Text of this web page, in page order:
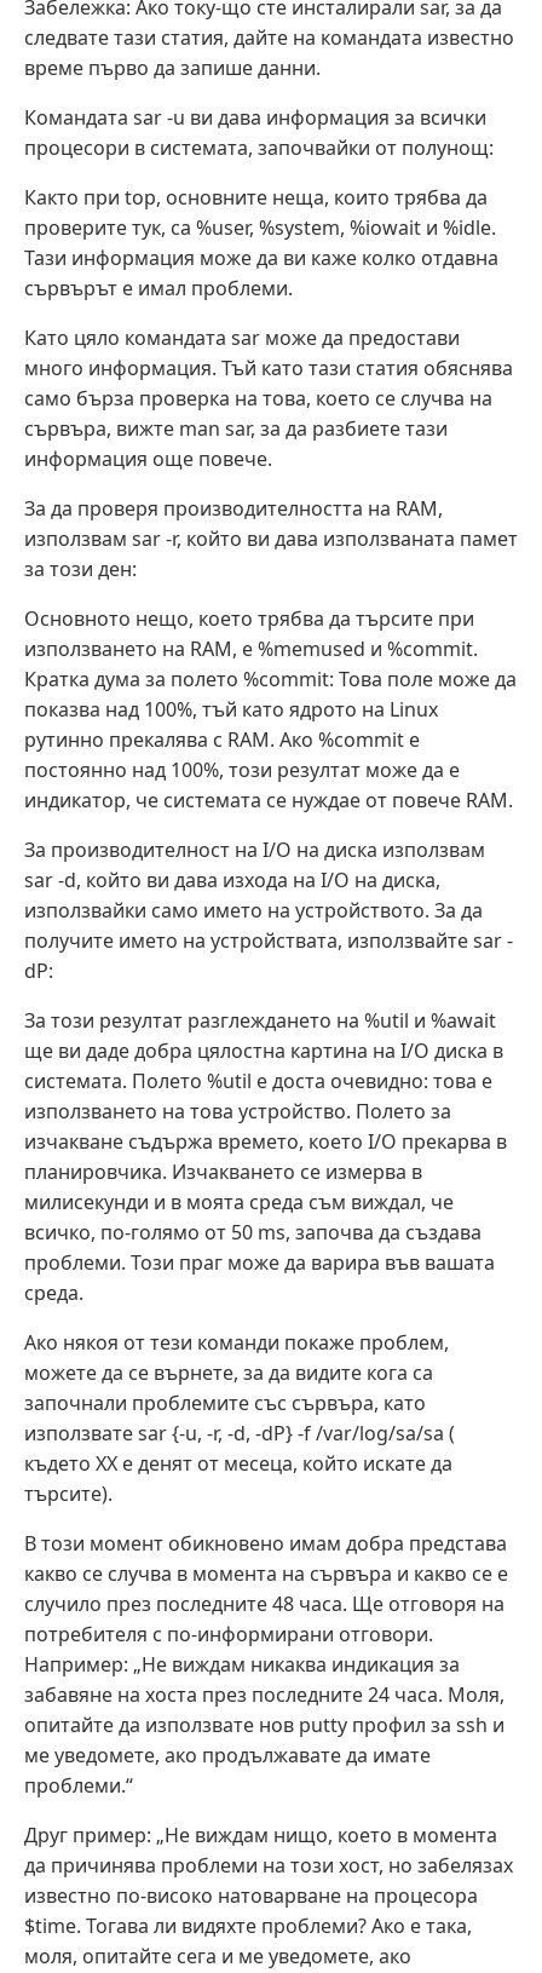
Забележка: Ако току-що сте инсталирали sar, за да
следвате тази статия, дайте на командата известно
време първо да запише данни.
Командата sar -u ви дава информация за всички
процесори в системата, започвайки от полунощ:
Както при top, основните неща, които трябва да
проверите тук, са %user, %system, %iowait и %idle.
Тази информация може да ви каже колко отдавна
сървърът е имал проблеми.
Като цяло командата sar може да предостави
много информация. Тъй като тази статия обяснява
само бърза проверка на това, което се случва на
сървъра, вижте man sar, за да разбиете тази
информация още повече.
За да проверя производителността на RAM,
използвам sar -r, който ви дава използваната памет
за този ден:
Основното нещо, което трябва да търсите при
използването на RAM, е %memused и %commit.
Кратка дума за полето %commit: Това поле може да
показва над 100%, тъй като ядрото на Linux
рутинно прекалява с RAM. Ако %commit е
постоянно над 100%, този резултат може да е
индикатор, че системата се нуждае от повече RAM.
За производителност на I/O на диска използвам
sar -d, който ви дава изхода на I/O на диска,
използвайки само името на устройството. За да
получите името на устройствата, използвайте sar -
dP:
За този резултат разглеждането на %util и %await
ще ви даде добра цялостна картина на I/O диска в
системата. Полето %util е доста очевидно: това е
използването на това устройство. Полето за
изчакване съдържа времето, което I/O прекарва в
планировчика. Изчакването се измерва в
милисекунди и в моята среда съм виждал, че
всичко, по-голямо от 50 ms, започва да създава
проблеми. Този праг може да варира във вашата
среда.
Ако някоя от тези команди покаже проблем,
можете да се върнете, за да видите кога са
започнали проблемите със сървъра, като
използвате sar {-u, -r, -d, -dP} -f /var/log/sa/sa (
където XX е денят от месеца, който искате да
търсите).
В този момент обикновено имам добра представа
какво се случва в момента на сървъра и какво се е
случило през последните 48 часа. Ще отговоря на
потребителя с по-информирани отговори.
Например: „Не виждам никаква индикация за
забавяне на хоста през последните 24 часа. Моля,
опитайте да използвате нов putty профил за ssh и
ме уведомете, ако продължавате да имате
проблеми.“
Друг пример: „Не виждам нищо, което в момента
да причинява проблеми на този хост, но забелязах
известно по-високо натоварване на процесора
$time. Тогава ли видяхте проблеми? Ако е така,
моля, опитайте сега и ме уведомете, ако